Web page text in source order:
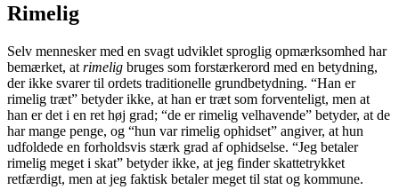
Rimelig
Selv mennesker med en svagt udviklet sproglig opmærksomhed har
bemærket, at rimelig bruges som forstærkerord med en betydning,
der ikke svarer til ordets traditionelle grundbetydning. “Han er
rimelig træt” betyder ikke, at han er træt som forventeligt, men at
han er det i en ret høj grad; “de er rimelig velhavende” betyder, at de
har mange penge, og “hun var rimelig ophidset” angiver, at hun
udfoldede en forholdsvis stærk grad af ophidselse. “Jeg betaler
rimelig meget i skat” betyder ikke, at jeg finder skattetrykket
retfærdigt, men at jeg faktisk betaler meget til stat og kommune.